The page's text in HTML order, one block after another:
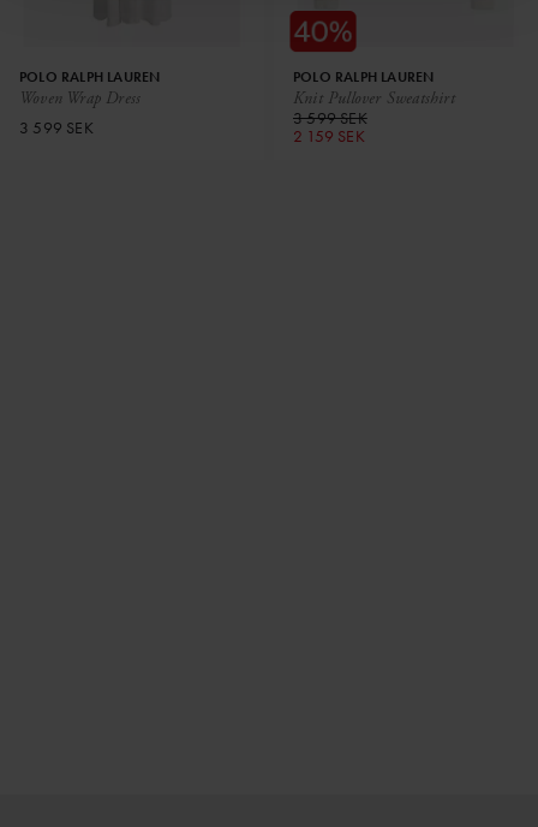
Woven Wrap Dress
POLO RALPH LAUREN
3 599 SEK
Knit Pullover Sweatshirt
POLO RALPH LAUREN
3 599 SEK
2 159 SEK